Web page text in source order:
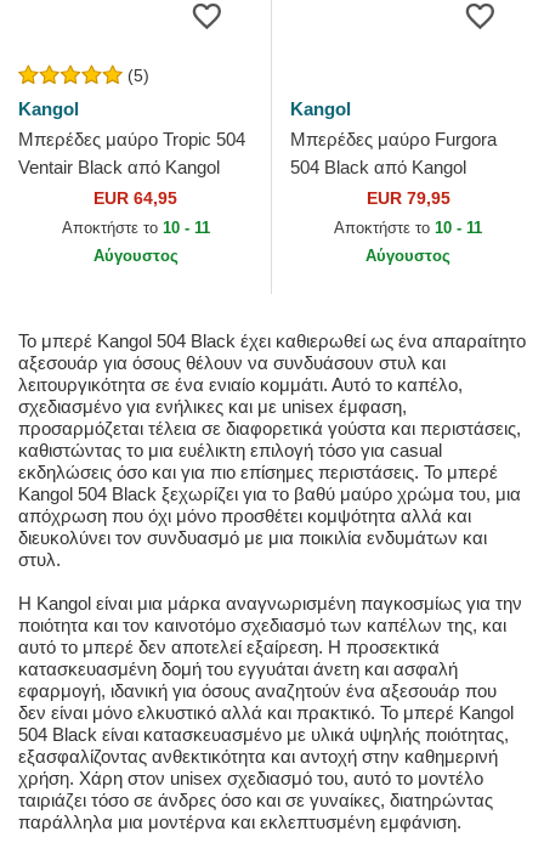
(5)
Kangol
Μπερέδες μαύρο Tropic 504
Ventair Black από Kangol
EUR 64,95
Αποκτήστε το 10 - 11
Αύγουστος
Kangol
Μπερέδες μαύρο Furgora
504 Black από Kangol
EUR 79,95
Αποκτήστε το 10 - 11
Αύγουστος
Το μπερέ Kangol 504 Black έχει καθιερωθεί ως ένα απαραίτητο
αξεσουάρ για όσους θέλουν να συνδυάσουν στυλ και
λειτουργικότητα σε ένα ενιαίο κομμάτι. Αυτό το καπέλο,
σχεδιασμένο για ενήλικες και με unisex έμφαση,
προσαρμόζεται τέλεια σε διαφορετικά γούστα και περιστάσεις,
καθιστώντας το μια ευέλικτη επιλογή τόσο για casual
εκδηλώσεις όσο και για πιο επίσημες περιστάσεις. Το μπερέ
Kangol 504 Black ξεχωρίζει για το βαθύ μαύρο χρώμα του, μια
απόχρωση που όχι μόνο προσθέτει κομψότητα αλλά και
διευκολύνει τον συνδυασμό με μια ποικιλία ενδυμάτων και
στυλ.
Η Kangol είναι μια μάρκα αναγνωρισμένη παγκοσμίως για την
ποιότητα και τον καινοτόμο σχεδιασμό των καπέλων της, και
αυτό το μπερέ δεν αποτελεί εξαίρεση. Η προσεκτικά
κατασκευασμένη δομή του εγγυάται άνετη και ασφαλή
εφαρμογή, ιδανική για όσους αναζητούν ένα αξεσουάρ που
δεν είναι μόνο ελκυστικό αλλά και πρακτικό. Το μπερέ Kangol
504 Black είναι κατασκευασμένο με υλικά υψηλής ποιότητας,
εξασφαλίζοντας ανθεκτικότητα και αντοχή στην καθημερινή
χρήση. Χάρη στον unisex σχεδιασμό του, αυτό το μοντέλο
ταιριάζει τόσο σε άνδρες όσο και σε γυναίκες, διατηρώντας
παράλληλα μια μοντέρνα και εκλεπτυσμένη εμφάνιση.